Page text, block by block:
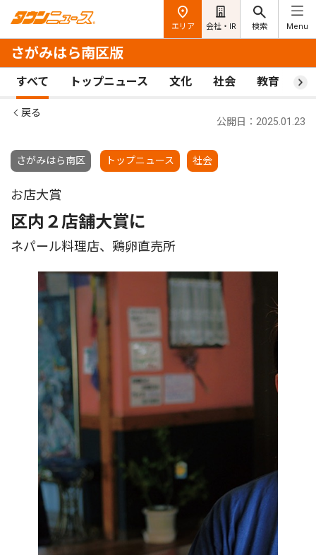
エリア 会社・IR 検索 Menu
さがみはら南区版
すべて トップニュース 文化 社会 教育 ス
戻る
さがみはら南区 トップニュース 社会
公開日：2025.01.23
お店大賞
区内２店舗大賞に
ネパール料理店、鶏卵直売所